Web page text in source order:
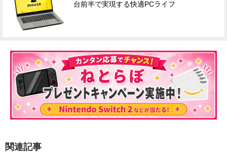
台前半で実現する快適PCライフ
関連記事